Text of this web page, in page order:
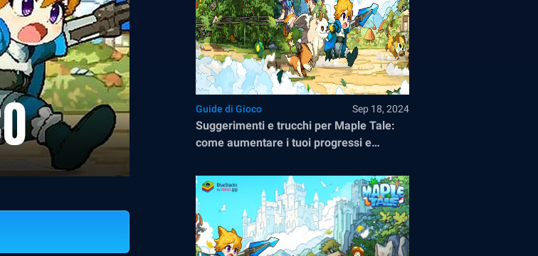
Guide di Gioco Sep 18, 2024
Suggerimenti e trucchi per Maple Tale:
come aumentare i tuoi progressi e